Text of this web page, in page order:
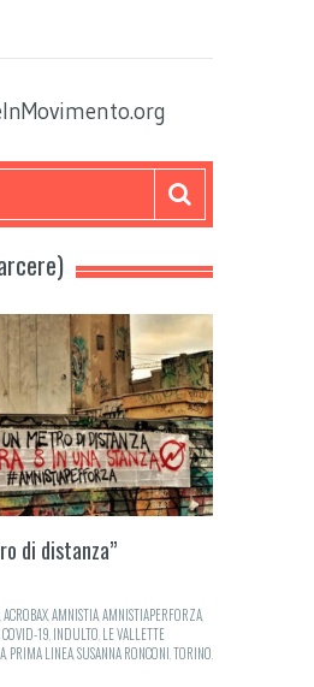
di distanza”
ACROBAXAMNISTIAAMNISTIAPERFORZA
COVID-19 INDULTO LE VALLETTE
PRIMA LINEASUSANNA RONCONI TORINO